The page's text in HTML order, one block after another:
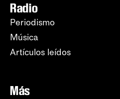
Radio
Periodismo
Música
Artículos leídos
Más